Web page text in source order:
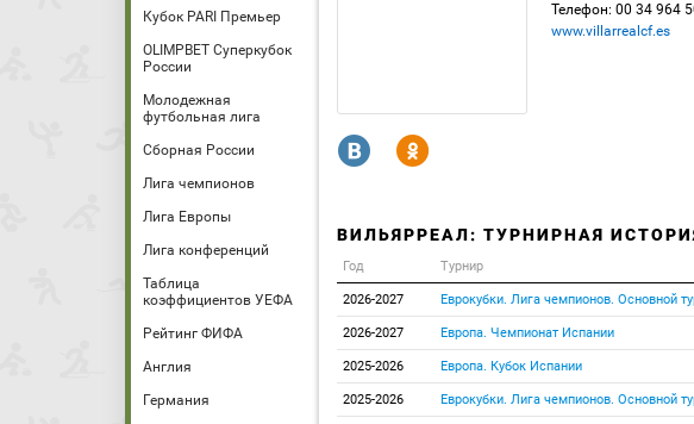
Кубок PARI Премьер
OLIMPBET Суперкубок
России
Молодежная
футбольная лига
Сборная России
Лига чемпионов
Лига Европы
Лига конференций
Таблица
коэффициентов УЕФА
Рейтинг ФИФА
Англия
Германия
Телефон: 00 34 964
www.villarrealcf.es
R Y
ВИЛЬЯРРЕАЛ: ТУРНИРНАЯ
Год Турнир
2026-2027 Еврокубки. Лига чемпионов. Основной
2026-2027 Европа. Чемпионат Испании
2025-2026 Европа. Кубок Испании
2025-2026 Еврокубки. Лига чемпионов. Основной